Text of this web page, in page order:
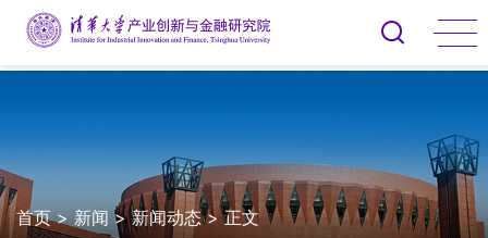
首页>新闻>新闻动态> 正文